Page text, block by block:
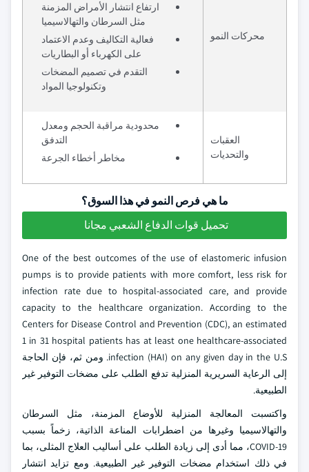
محركات النمو
ارتفاع انتشار الأمراض المزمنة
مثل السرطان والتهالاسيميا
فعالية التكاليف وعدم الاعتماد
على الكهرباء أو البطاريات
التقدم في تصميم المضخات
وتكنولوجيا المواد
العقبات
والتحديات
محدودية مراقبة الحجم ومعدل
التدفق
مخاطر أخطاء الجرعة
ما هي فرص النمو في هذا السوق؟
تحميل قوات الدفاع الشعبي مجانا
One of the best outcomes of the use of elastomeric infusion
pumps is to provide patients with more comfort, less risk for
infection rate due to hospital-associated care, and provide
capacity to the healthcare organization. According to the
Centers for Disease Control and Prevention (CDC), an estimated
1 in 31 hospital patients has at least one healthcare-associated
infection (HAI) on any given day in the U.S. ومن ثم، فإن الحاجة
إلى الرعاية السريرية المنزلية تدفع الطلب على مضخات التوفير غير
الطبيعية.
واكتسبت المعالجة المنزلية للأوضاع المزمنة، مثل السرطان
والتهالاسيميا وغيرها من اضطرابات المناعة الذاتية، زخماً بسبب
COVID-19، مما أدى إلى زيادة الطلب على أساليب العلاج المثلى، بما
في ذلك استخدام مضخات التوفير غير الطبيعية. ومع تزايد انتشار